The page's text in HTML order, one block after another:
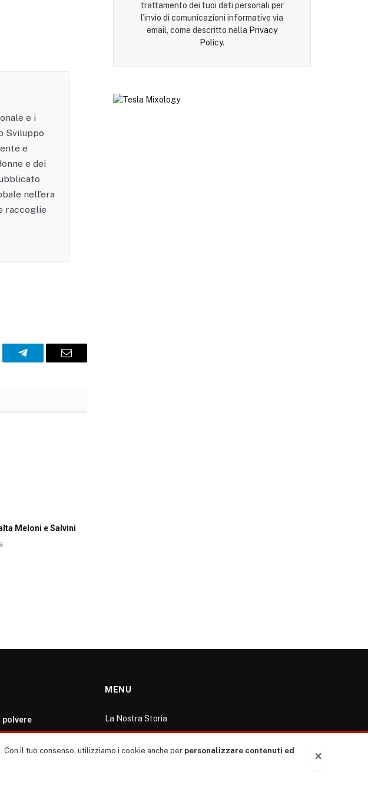
e i
Sviluppo
e
e dei
nell’era
raccoglie
Telegram Email
Meloni e Salvini
trattamento dei tuoi dati personali per
l’invio di comunicazioni informative via
email, come descritto nella Privacy
Policy.
polvere
MENU
La Nostra Storia
ventitrenta
×
il tuo consenso, utilizziamo i cookie anche per personalizzare contenuti ed